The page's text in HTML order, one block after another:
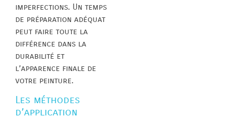
imperfections. Un temps
de préparation adéquat
peut faire toute la
différence dans la
durabilité et
l’apparence finale de
votre peinture.
Les méthodes
d’application